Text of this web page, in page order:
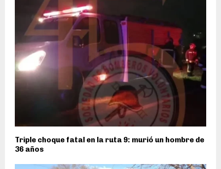
Triple choque fatal en la ruta 9: murió un hombre de
36 años